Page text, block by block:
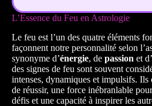
L’Essence du Feu en Astrologie
Le feu est l’un des quatre éléments
façonnent notre personnalité selon
synonyme d’énergie, de passion et d’
des signes de feu sont souvent
intenses, dynamiques et impulsifs. Ils
de réussir, une force inébranlable
défis et une capacité à inspirer les